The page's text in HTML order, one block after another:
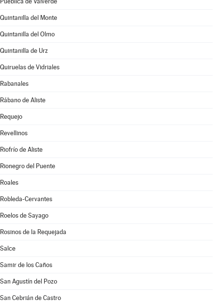
Quintanilla del Monte
Quintanilla del Olmo
Quintanilla de Urz
Quiruelas de Vidriales
Rabanales
Rábano de Aliste
Requejo
Revellinos
Riofrío de Aliste
Rionegro del Puente
Roales
Robleda-Cervantes
Roelos de Sayago
Rosinos de la Requejada
Salce
Samir de los Caños
San Agustín del Pozo
San Cebrián de Castro